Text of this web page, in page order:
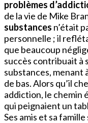
problèmes
de la vie de Mike
substances n’était
personnelle ; il
que beaucoup
succès contribuait à
substances, menant
de bas. Alors qu’il
addiction, le chemin
qui peignaient un
Ses amis et sa